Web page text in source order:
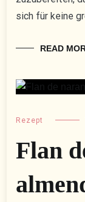
sich für keine
READ
Rezept
Flan